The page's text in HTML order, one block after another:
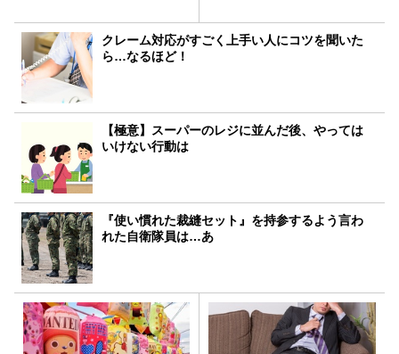
クレーム対応がすごく上手い人にコツを聞いた
ら…なるほど！
【極意】スーパーのレジに並んだ後、やっては
いけない行動は
『使い慣れた裁縫セット』を持参するよう言わ
れた自衛隊員は…あ